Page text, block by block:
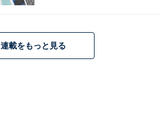
連載をもっと見る